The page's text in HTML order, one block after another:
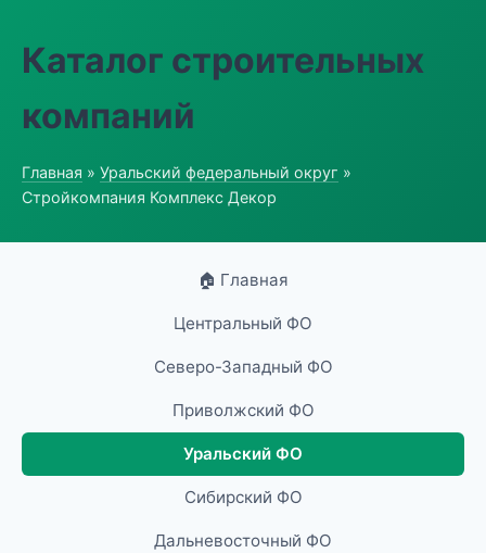
Каталог строительных
компаний
Главная » Уральский федеральный округ »
Стройкомпания Комплекс Декор
🏠 Главная
Центральный ФО
Северо-Западный ФО
Приволжский ФО
Уральский ФО
Сибирский ФО
Дальневосточный ФО